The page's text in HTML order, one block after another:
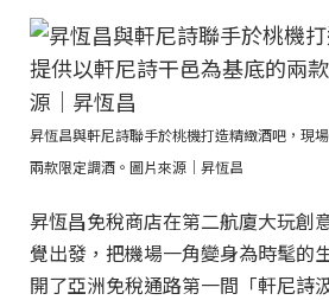
昇恆昌與軒尼詩聯手於桃機打造精緻酒吧，現
兩款限定調酒。圖片來源｜昇恆昌
昇恆昌免稅商店在第二航廈大玩創
覺出發，把機場一角變身為時髦的
開了亞洲免稅通路第一間「軒尼詩